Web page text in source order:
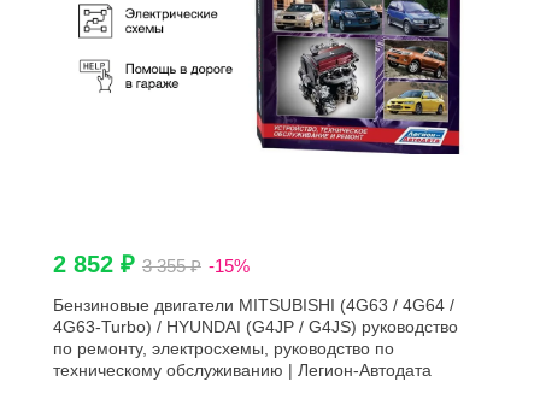
2 852 ₽ 3 355 ₽ -15%
Бензиновые двигатели MITSUBISHI (4G63 / 4G64 /
4G63-Turbo) / HYUNDAI (G4JP / G4JS) руководство
по ремонту, электросхемы, руководство по
техническому обслуживанию | Легион-Aвтодата